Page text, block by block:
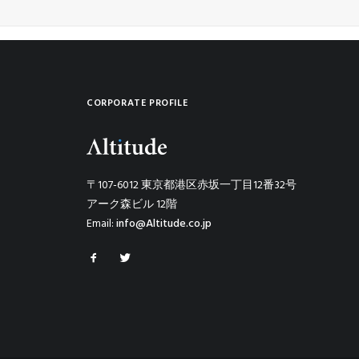
CORPORATE PROFILE
〒107-6012 東京都港区赤坂一丁目12番32号
アーク森ビル 12階
Email:info@Altitude.co.jp